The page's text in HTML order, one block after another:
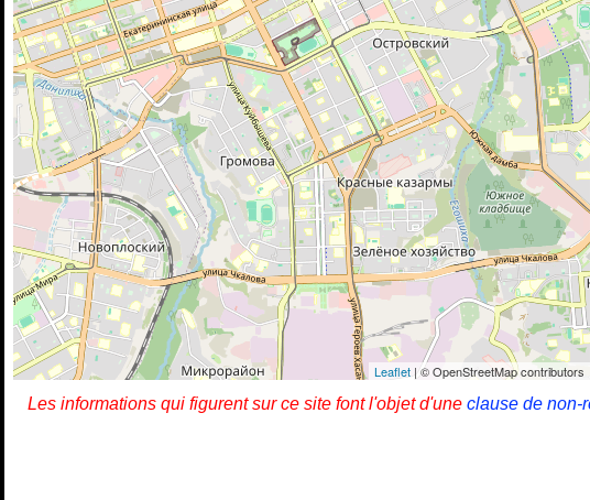
Leaflet | © OpenStreetMap contributors
Les informations qui figurent sur ce site font l'objet d'une clause de non-